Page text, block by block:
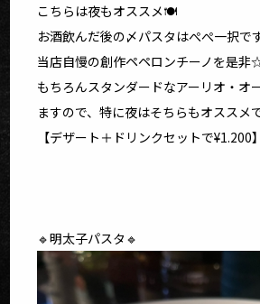
こちらは夜もオススメ🍽️
お酒飲んだ後の〆パスタはぺぺ一択
当店自慢の創作ペペロンチーノを是非
もちろんスタンダードなアーリオ・オ
ますので、特に夜はそちらもオススメ
【デザート＋ドリンクセットで¥1.200】
🔹明太子パスタ🔹